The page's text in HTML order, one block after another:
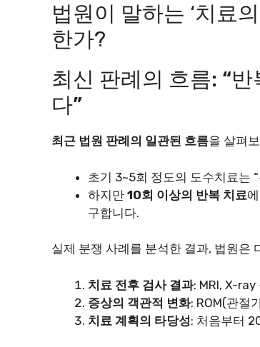
법원이 말하는 ‘치료
한가?
최신 판례의 흐름: “
다”
최근 법원 판례의 일관된 흐름을 살펴
초기 3~5회 정도의 도수치료는
하지만 10회 이상의 반복 치료
구합니다.
실제 분쟁 사례를 분석한 결과, 법원은
치료 전후 검사 결과: MRI, X-
증상의 객관적 변화: ROM(관절
치료 계획의 타당성: 처음부터